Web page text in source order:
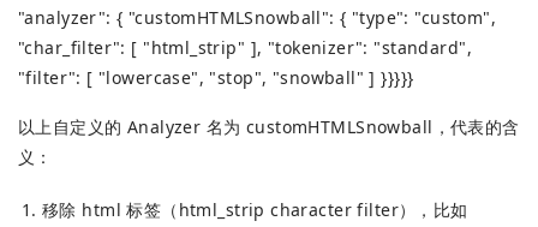
"analyzer": { "customHTMLSnowball": { "type": "custom",
"char_filter": [ "html_strip" ], "tokenizer": "standard",
"filter": [ "lowercase", "stop", "snowball" ] }}}}}
以上自定义的 Analyzer 名为 customHTMLSnowball，代表的含
义：
移除 html 标签（html_strip character filter），比如